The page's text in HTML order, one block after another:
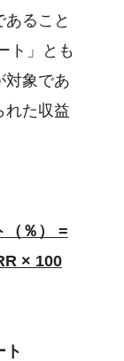
ること
ト」とも
対象であ
れた収益
（％） =
× 100
ト